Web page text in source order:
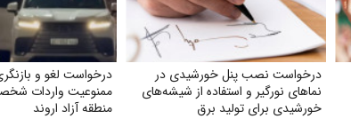
درخواست نصب پنل خورشیدی در
نماهای نورگیر و استفاده از شیشه‌های
خورشیدی برای تولید برق
درخواست لغو و
ممنوعیت واردات
منطقه آزاد اروند